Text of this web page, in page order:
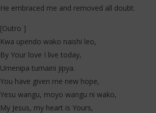
He embraced me and removed all doubt.
[Outro ]
Kwa upendo wako naishi leo,
By Your love I live today,
Umenipa tumaini jipya.
You have given me new hope,
Yesu wangu, moyo wangu ni wako,
My Jesus, my heart is Yours,